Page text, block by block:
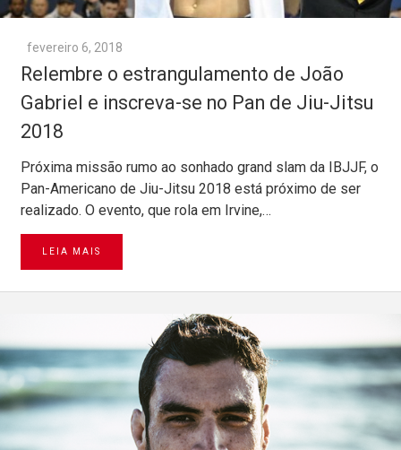
fevereiro 6, 2018
Relembre o estrangulamento de João
Gabriel e inscreva-se no Pan de Jiu-Jitsu
2018
Próxima missão rumo ao sonhado grand slam da IBJJF, o
Pan-Americano de Jiu-Jitsu 2018 está próximo de ser
realizado. O evento, que rola em Irvine,…
LEIA MAIS